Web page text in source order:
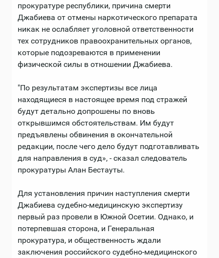
прокуратуре республики, причина смерти
Джабиева от отмены наркотического препарата
никак не ослабляет уголовной ответственности
тех сотрудников правоохранительных органов,
которые подозреваются в применении
физической силы в отношении Джабиева.
"По результатам экспертизы все лица
находящиеся в настоящее время под стражей
будут детально допрошены по вновь
открывшимся обстоятельствам. Им будут
предъявлены обвинения в окончательной
редакции, после чего дело будут подготавливать
для направления в суд», - сказал следователь
прокуратуры Алан Бестауты.
Для установления причин наступления смерти
Джабиева судебно-медицинскую экспертизу
первый раз провели в Южной Осетии. Однако, и
потерпевшая сторона, и Генеральная
прокуратура, и общественность ждали
заключения российского судебно-медицинского